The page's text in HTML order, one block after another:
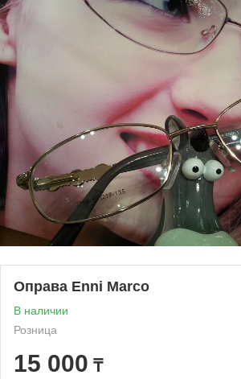
Оправа Enni Marco
В наличии
Розница
15 000 ₸